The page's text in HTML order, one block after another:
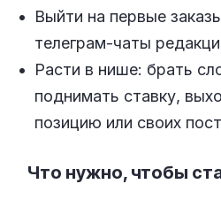
Выйти на первые
телеграм-чаты
Расти в нише: брать
поднимать ставку,
позицию или своих
Что нужно, чтобы